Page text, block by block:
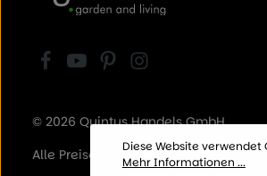
© 2026 Quintus Handels GmbH
Alle Preise inkl. der gesetzl. MwSt.
Diese Website
Mehr Informationen ...